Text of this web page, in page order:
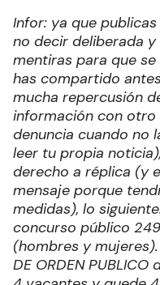
Infor: ya que
no decir deliberada
mentiras para que
has compartido
mucha repercusión
información con otro
denuncia cuando no
leer tu propia
derecho a réplica (y
mensaje porque
medidas), lo
concurso público
(hombres y
DE ORDEN